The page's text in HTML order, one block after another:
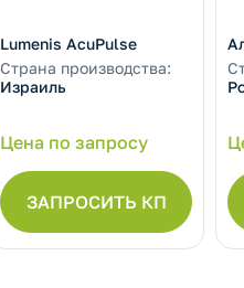
Lumenis AcuPulse
Страна производства:
Израиль
Цена по запросу
ЗАПРОСИТЬ КП